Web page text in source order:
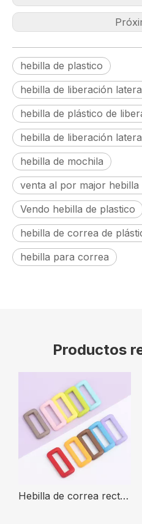
hebilla de plastico
hebilla de liberación
hebilla de plástico de
hebilla de liberación
hebilla de mochila
venta al por major hebilla
Vendo hebilla de plastico
hebilla de correa de
hebilla para correa
Productos
Hebilla de correa rectangular de nailon de plástico colorido, tamaño interno, 20mm, 25mm